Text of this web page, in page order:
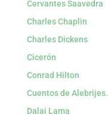
Cervantes Saavedra
Charles Chaplin
Charles Dickens
Cicerón
Conrad Hilton
Cuentos de Alebrijes.
Dalai Lama